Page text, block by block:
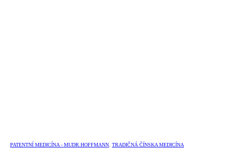
PATENTNÍ MEDICÍNA - MUDR.HOFFMANN, TRADIČNÁ ČÍNSKA MEDICÍNA